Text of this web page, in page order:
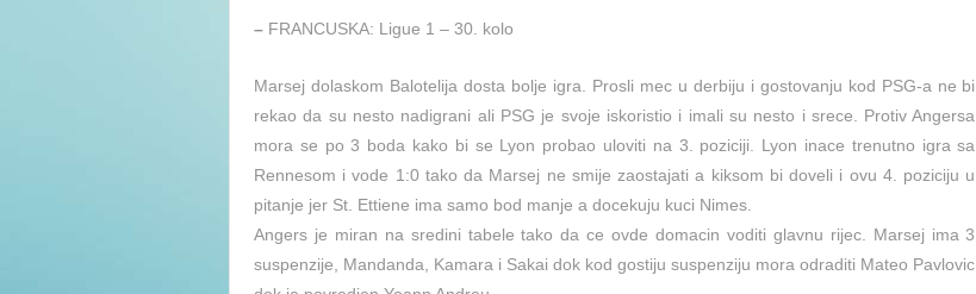
– FRANCUSKA: Ligue 1 – 30. kolo
Marsej dolaskom Balotelija dosta bolje igra. Prosli mec u derbiju i gostovanju kod PSG-a ne bi
rekao da su nesto nadigrani ali PSG je svoje iskoristio i imali su nesto i srece. Protiv Angersa
mora se po 3 boda kako bi se Lyon probao uloviti na 3. poziciji. Lyon inace trenutno igra sa
Rennesom i vode 1:0 tako da Marsej ne smije zaostajati a kiksom bi doveli i ovu 4. poziciju u
pitanje jer St. Ettiene ima samo bod manje a docekuju kuci Nimes.
Angers je miran na sredini tabele tako da ce ovde domacin voditi glavnu rijec. Marsej ima 3
suspenzije, Mandanda, Kamara i Sakai dok kod gostiju suspenziju mora odraditi Mateo Pavlovic